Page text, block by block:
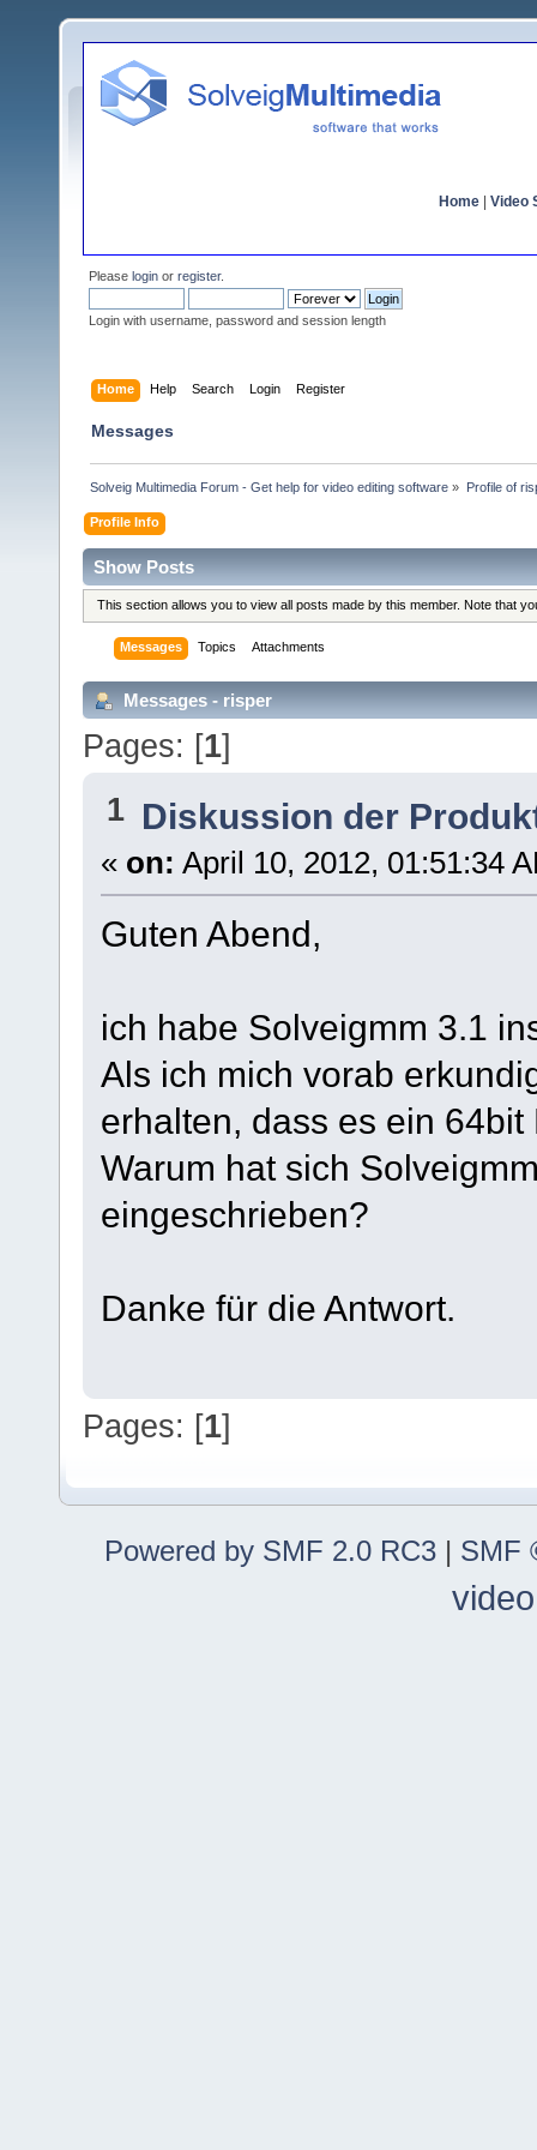
Home Video
Please login or register.
Login with username, password and session length
Home Help Search Login Register
Messages
Solveig Multimedia Forum - Get help for video editing software » Profile of
Profile Info
Show Posts
This section allows you to view all posts made by this member. Note that
Messages Topics Attachments
Messages - risper
Pages: [1]
1 Diskussion der
« on: April 10, 2012, 01:51:34
Guten Abend,
ich habe Solveigmm 3.1
Als ich mich vorab
erhalten, dass es ein 64bit
Warum hat sich
eingeschrieben?
Danke für die Antwort.
Pages: [1]
Powered by SMF 2.0 RC3 | SMF